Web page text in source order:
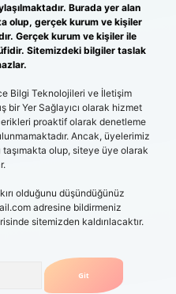
Burada yer alan
olup, gerçek kurum ve kişiler
Gerçek kurum ve kişiler ile
Sitemizdeki bilgiler taslak
Bilgi Teknolojileri ve İletişim
bir Yer Sağlayıcı olarak hizmet
proaktif olarak denetleme
Ancak, üyelerimiz
olup, siteye üye olarak
olduğunu düşündüğünüz
adresine bildirmeniz
sitemizden kaldırılacaktır.